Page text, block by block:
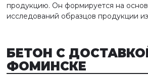
продукцию. Он формируется на
исследований образцов продукции
БЕТОН С
ФОМИНСКЕ